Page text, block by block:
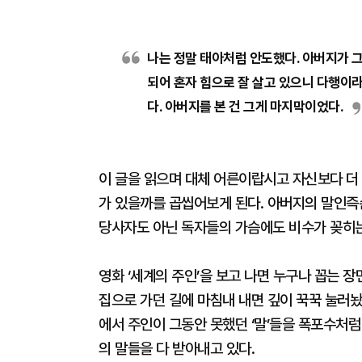
나는 정말 태아처럼 안도했다. 아버지가
되어 혼자 힘으로 잘 살고 있으니 다행이
다. 아버지를 본 건 그게 마지막이었다.
이 글을 읽으며 대체 어른이랍시고 자신보다
가 있을까를 곱씹어보게 된다. 아버지의 말인
당사자도 아닌 독자들의 가슴에도 비수가 꽂히
영화 ‘세계의 주인’을 보고 나면 누구나 꼽는
집으로 가던 길에 마침내 내면 깊이 꾹꾹 눌러
에서 주인이 그동안 못했던 ‘말’들을 폭포수
의 말들을 다 받아내고 있다.